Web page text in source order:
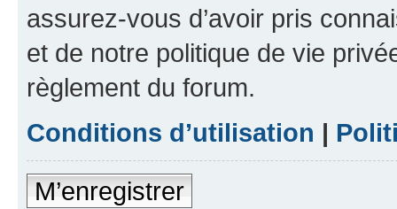
assurez-vous d’avoir pris
et de notre politique de vie
règlement du forum.
Conditions d’utilisation |
M’enregistrer